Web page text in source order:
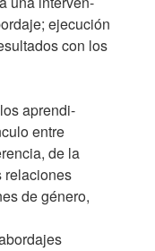
ejecución
con los
aprendi-
entre
de la
relaciones
de género,